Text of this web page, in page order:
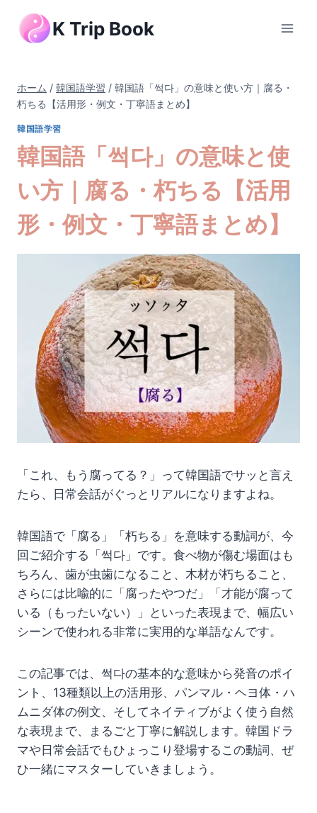
K Trip Book
ホーム / 韓国語学習 / 韓国語「썩다」の意味と使い方｜腐る・
朽ちる【活用形・例文・丁寧語まとめ】
韓国語学習
韓国語「썩다」の意味と使
い方｜腐る・朽ちる【活用
形・例文・丁寧語まとめ】
「これ、もう腐ってる？」って韓国語でサッと言え
たら、日常会話がぐっとリアルになりますよね。
韓国語で「腐る」「朽ちる」を意味する動詞が、今
回ご紹介する「썩다」です。食べ物が傷む場面はも
ちろん、歯が虫歯になること、木材が朽ちること、
さらには比喩的に「腐ったやつだ」「才能が腐って
いる（もったいない）」といった表現まで、幅広い
シーンで使われる非常に実用的な単語なんです。
この記事では、썩다の基本的な意味から発音のポイ
ント、13種類以上の活用形、パンマル・ヘヨ体・ハ
ムニダ体の例文、そしてネイティブがよく使う自然
な表現まで、まるごと丁寧に解説します。韓国ドラ
マや日常会話でもひょっこり登場するこの動詞、ぜ
ひ一緒にマスターしていきましょう。